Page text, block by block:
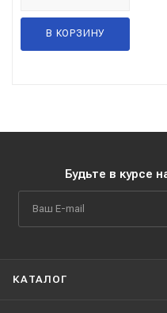
В КОРЗИНУ
Будьте в курсе
КАТАЛОГ